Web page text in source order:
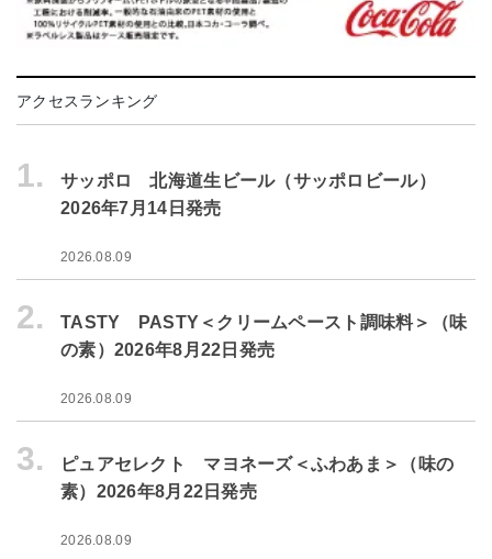
アクセスランキング
1.
サッポロ 北海道生ビール（サッポロビール）
2026年7月14日発売
2026.08.09
2.
TASTY PASTY＜クリームペースト調味料＞（味
の素）2026年8月22日発売
2026.08.09
3.
ピュアセレクト マヨネーズ＜ふわあま＞（味の
素）2026年8月22日発売
2026.08.09